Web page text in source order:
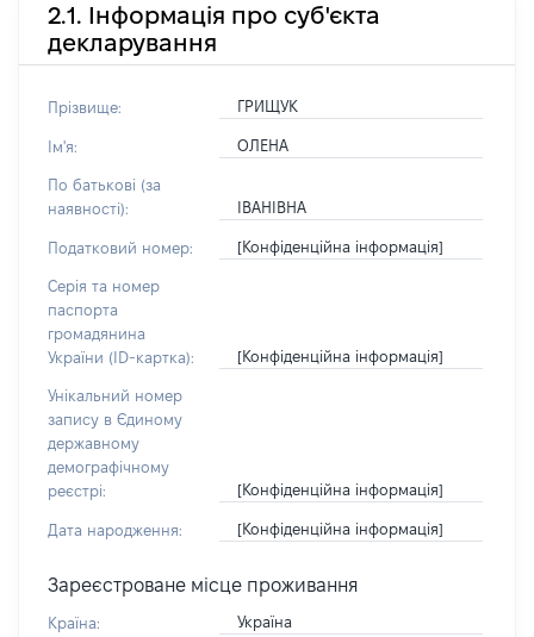
2.1. Інформація про суб'єкта
декларування
Прізвище: ГРИЩУК
Ім'я: ОЛЕНА
По батькові (за
наявності):
ІВАНІВНА
Податковий номер: [Конфіденційна інформація]
Серія та номер
паспорта
громадянина
України (ID-картка):
[Конфіденційна інформація]
Унікальний номер
запису в Єдиному
державному
демографічному
реєстрі:
[Конфіденційна інформація]
Дата народження: [Конфіденційна інформація]
Зареєстроване місце проживання
Країна: Україна